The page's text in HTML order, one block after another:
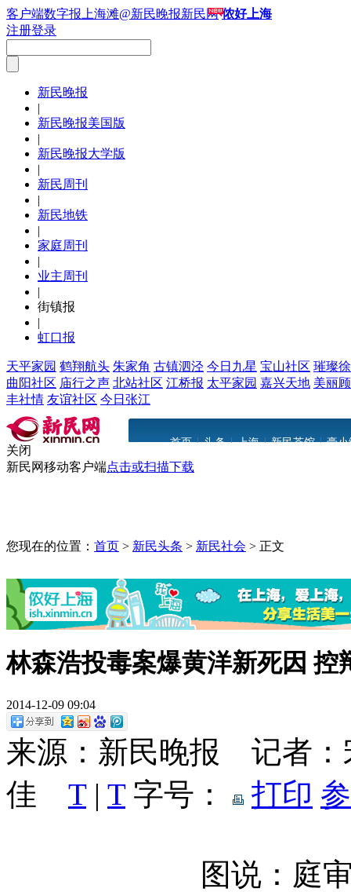
客户端数字报 上海滩@新民晚报新民网 侬好上海
注册登录
新民晚报
|
新民晚报美国版
|
新民晚报大学版
|
新民周刊
|
新民地铁
|
家庭周刊
|
业主周刊
|
街镇报
|
虹口报
天平家园 鹤翔航头 朱家角 古镇泗泾 今日九星 宝山社区 璀璨
曲阳社区 庙行之声 北站社区 江桥报 太平家园 嘉兴天地 美丽
丰社情 友谊社区 今日张江
首页 | 头条 | 上海 | 新民茶馆 | 豪小
关闭
新民网移动客户端点击或扫描下载
您现在的位置： 首页 > 新民头条 > 新民社会 > 正文
林森浩投毒案爆黄洋新死因 控
2014-12-09 09:04
来源：新民晚报 记者
佳 T | T 字号： 打印
图说：庭